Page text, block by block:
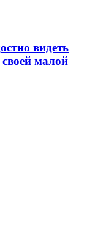
видеть
малой